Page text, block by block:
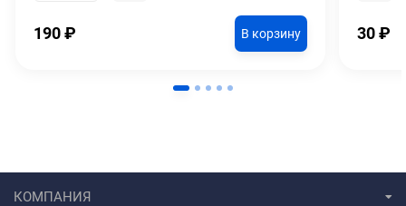
190₽ В корзину 30₽
КОМПАНИЯ